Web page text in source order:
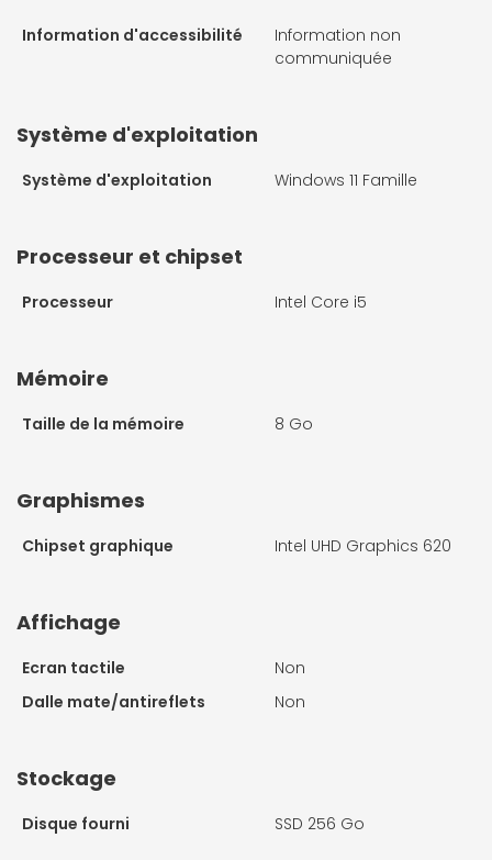
Information d'accessibilité
Information non
communiquée
Système d'exploitation
Système d'exploitation Windows 11 Famille
Processeur et chipset
Processeur Intel Core i5
Mémoire
Taille de la mémoire 8 Go
Graphismes
Chipset graphique Intel UHD Graphics 620
Affichage
Ecran tactile
Non
Dalle mate/antireflets
Non
Stockage
Disque fourni SSD 256 Go